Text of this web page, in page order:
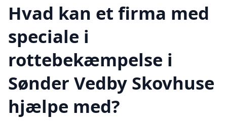
Hvad kan et firma med
speciale i
rottebekæmpelse i
Sønder Vedby Skovhuse
hjælpe med?